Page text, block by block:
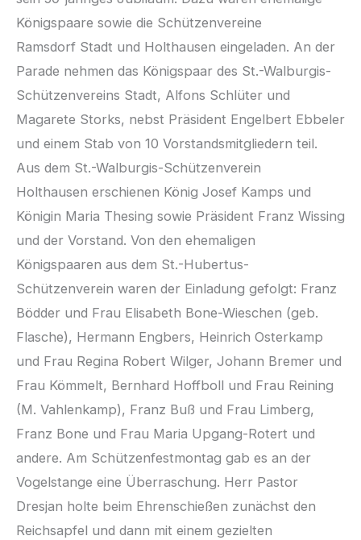
Königspaare sowie die Schützenvereine
Ramsdorf Stadt und Holthausen eingeladen. An der
Parade nehmen das Königspaar des St.-Walburgis-
Schützenvereins Stadt, Alfons Schlüter und
Magarete Storks, nebst Präsident Engelbert Ebbeler
und einem Stab von 10 Vorstandsmitgliedern teil.
Aus dem St.-Walburgis-Schützenverein
Holthausen erschienen König Josef Kamps und
Königin Maria Thesing sowie Präsident Franz Wissing
und der Vorstand. Von den ehemaligen
Königspaaren aus dem St.-Hubertus-
Schützenverein waren der Einladung gefolgt: Franz
Bödder und Frau Elisabeth Bone-Wieschen (geb.
Flasche), Hermann Engbers, Heinrich Osterkamp
und Frau Regina Robert Wilger, Johann Bremer und
Frau Kömmelt, Bernhard Hoffboll und Frau Reining
(M. Vahlenkamp), Franz Buß und Frau Limberg,
Franz Bone und Frau Maria Upgang-Rotert und
andere. Am Schützenfestmontag gab es an der
Vogelstange eine Überraschung. Herr Pastor
Dresjan holte beim Ehrenschießen zunächst den
Reichsapfel und dann mit einem gezielten